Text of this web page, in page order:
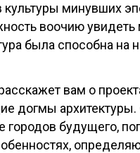
минувших
воочию
была способна на
вам о
догмы
городов будущего,